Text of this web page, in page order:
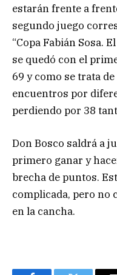
estarán frente a
segundo juego
“Copa Fabián Sosa.
se quedó con el
69 y como se trata
encuentros por
perdiendo por 38
Don Bosco saldrá a
primero ganar y
brecha de puntos.
complicada, pero no
en la cancha.